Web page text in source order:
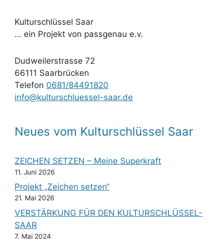
Kulturschlüssel Saar
… ein Projekt von passgenau e.v.
Dudweilerstrasse 72
66111 Saarbrücken
Telefon 0681/84491820
info@kulturschluessel-saar.de
Neues vom Kulturschlüssel Saar
ZEICHEN SETZEN – Meine Superkraft
11. Juni 2026
Projekt „Zeichen setzen“
21. Mai 2026
VERSTÄRKUNG FÜR DEN KULTURSCHLÜSSEL-
SAAR
7. Mai 2024